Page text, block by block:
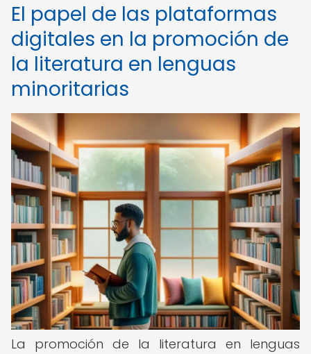
El papel de las plataformas
digitales en la promoción de
la literatura en lenguas
minoritarias
La promoción de la literatura en lenguas